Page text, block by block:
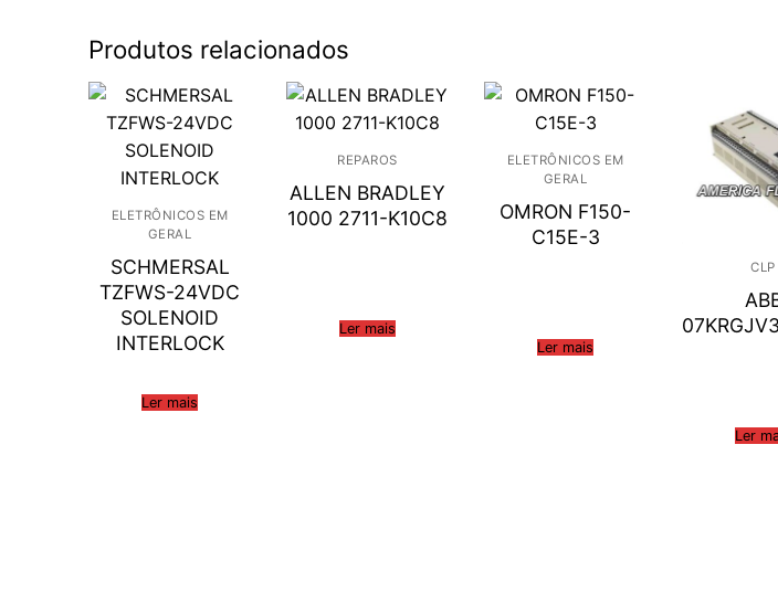
Produtos relacionados
ELETRÔNICOS EM
GERAL
SCHMERSAL
TZFWS-24VDC
SOLENOID
INTERLOCK
Ler mais
REPAROS
ALLEN BRADLEY
1000 2711-K10C8
Ler mais
ELETRÔNICOS EM
GERAL
OMRON F150-
C15E-3
Ler mais
CLP
Ler